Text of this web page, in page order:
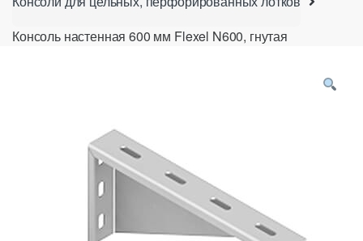
Консоль настенная 600 мм Flexel N600, гнутая